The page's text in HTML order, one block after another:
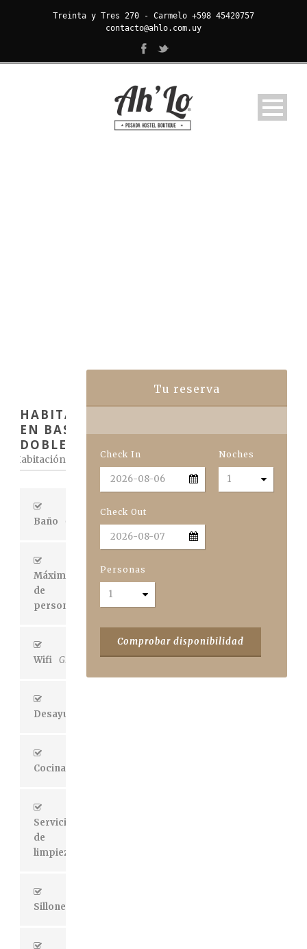
Treinta y Tres 270 - Carmelo +598 45420757
contacto@ahlo.com.uy
Tu reserva
Check In Noches
Check Out
Personas
HABITACIÓN
EN BASE
DOBLE
Habitación
Baño
Máximo
de
personas
Wifi Gratis
Desayuno
Cocina
Servicio
de
limpieza
Sillones